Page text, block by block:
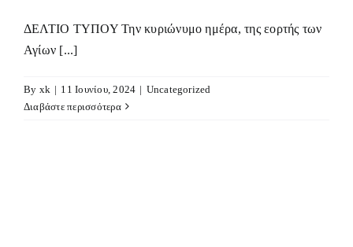
ΔΕΛΤΙΟ ΤΥΠΟΥ Την κυριώνυμο ημέρα, της εορτής των
Αγίων [...]
By xk | 11 Ιουνίου, 2024 | Uncategorized
Διαβάστε περισσότερα